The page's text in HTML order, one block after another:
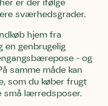
er der ifølge
sværhedsgrader.
hjem fra
en genbrugelig
- og
samme måde kan
som du køber frugt
små lærredsposer.